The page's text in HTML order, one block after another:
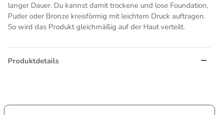
langer Dauer. Du kannst damit trockene und lose Foundation,
Puder oder Bronze kreisförmig mit leichtem Druck auftragen.
So wird das Produkt gleichmäßig auf der Haut verteilt.
Produktdetails